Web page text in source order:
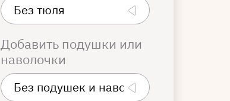
Добавить подушки или
наволочки